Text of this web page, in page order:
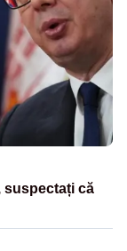
suspectați că